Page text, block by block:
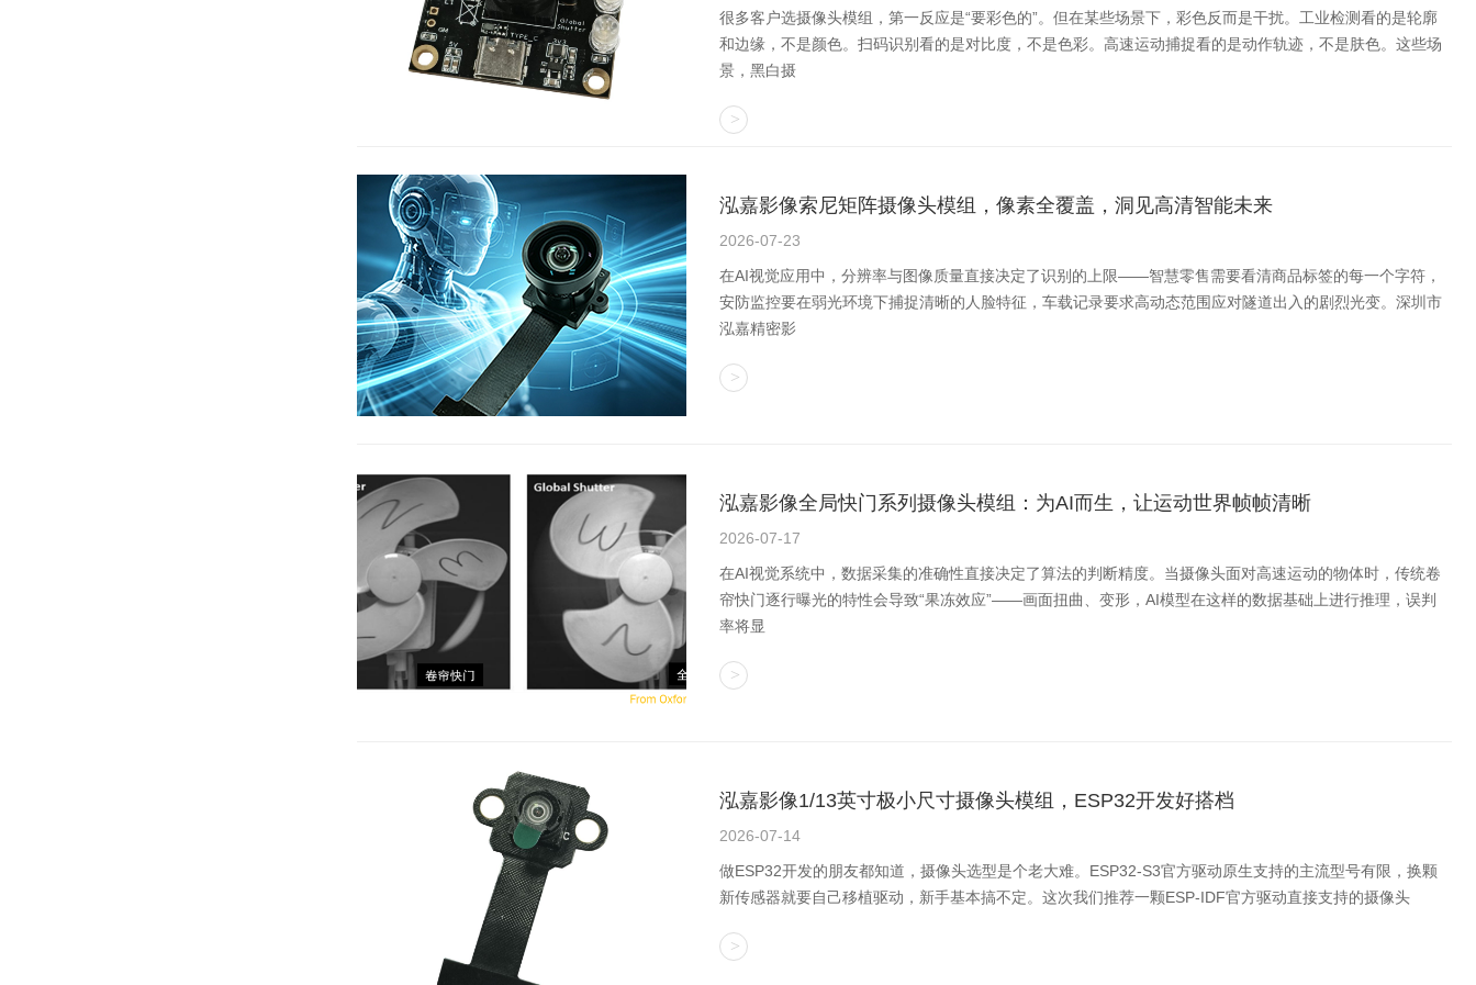
很多客户选摄像头模组，第一反应是“要彩色的”。但在某些场景下，彩色反而是干扰。工业检测看的是轮廓
和边缘，不是颜色。扫码识别看的是对比度，不是色彩。高速运动捕捉看的是动作轨迹，不是肤色。这些场
景，黑白摄
泓嘉影像索尼矩阵摄像头模组，像素全覆盖，洞见高清智能未来
2026-07-23
在AI视觉应用中，分辨率与图像质量直接决定了识别的上限——智慧零售需要看清商品标签的每一个字符，
安防监控要在弱光环境下捕捉清晰的人脸特征，车载记录要求高动态范围应对隧道出入的剧烈光变。深圳市
泓嘉精密影
泓嘉影像全局快门系列摄像头模组：为AI而生，让运动世界帧帧清晰
2026-07-17
在AI视觉系统中，数据采集的准确性直接决定了算法的判断精度。当摄像头面对高速运动的物体时，传统卷
帘快门逐行曝光的特性会导致“果冻效应”——画面扭曲、变形，AI模型在这样的数据基础上进行推理，误判
率将显
泓嘉影像1/13英寸极小尺寸摄像头模组，ESP32开发好搭档
2026-07-14
做ESP32开发的朋友都知道，摄像头选型是个老大难。ESP32-S3官方驱动原生支持的主流型号有限，换颗
新传感器就要自己移植驱动，新手基本搞不定。这次我们推荐一颗ESP-IDF官方驱动直接支持的摄像头